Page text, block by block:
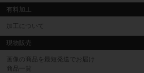
有料加工
加工について
現物販売
画像の商品を最短発送でお届け
商品一覧